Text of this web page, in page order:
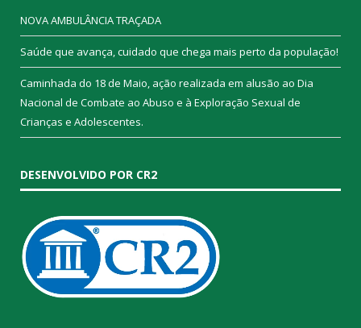
NOVA AMBULÂNCIA TRAÇADA
Saúde que avança, cuidado que chega mais perto da população!
Caminhada do 18 de Maio, ação realizada em alusão ao Dia
Nacional de Combate ao Abuso e à Exploração Sexual de
Crianças e Adolescentes.
DESENVOLVIDO POR CR2